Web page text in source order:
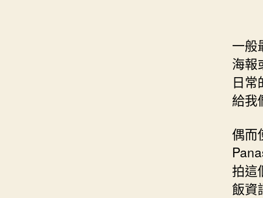
一般
海報
日常
給我
偶而
拍這
飯資